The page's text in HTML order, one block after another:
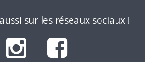
sur les réseaux sociaux !